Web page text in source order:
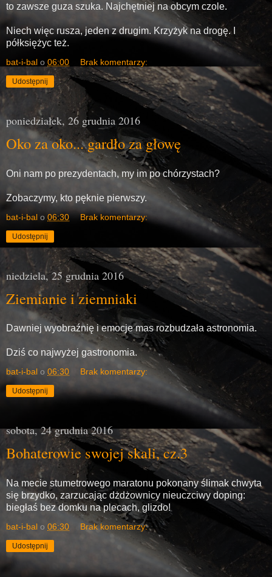
to zawsze guza szuka. Najchętniej na obcym czole.
Niech więc rusza, jeden z drugim. Krzyżyk na drogę. I
półksiężyc też.
bat-i-bal o 06:00 Brak komentarzy:
Udostępnij
poniedziałek, 26 grudnia 2016
Oko za oko... gardło za głowę
Oni nam po prezydentach, my im po chórzystach?
Zobaczymy, kto pęknie pierwszy.
bat-i-bal o 06:30 Brak komentarzy:
Udostępnij
niedziela, 25 grudnia 2016
Ziemianie i ziemniaki
Dawniej wyobraźnię i emocje mas rozbudzała astronomia.
Dziś co najwyżej gastronomia.
bat-i-bal o 06:30 Brak komentarzy:
Udostępnij
sobota, 24 grudnia 2016
Bohaterowie swojej skali, cz.3
Na mecie stumetrowego maratonu pokonany ślimak chwyta
się brzydko, zarzucając dżdżownicy nieuczciwy doping:
biegłaś bez domku na plecach, glizdo!
bat-i-bal o 06:30 Brak komentarzy:
Udostępnij